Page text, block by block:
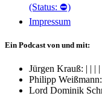
(Status: ⛔)
Impressum
Ein Podcast von und mit:
Jürgen Krauß: | | | |
Philipp Weißmann:
Lord Dominik